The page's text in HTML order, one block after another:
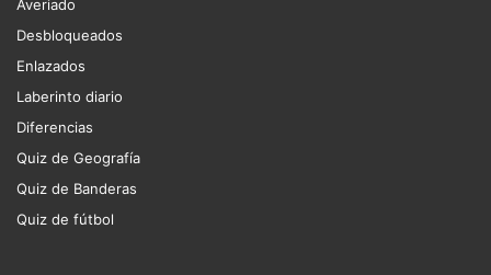
Averiado
Desbloqueados
Enlazados
Laberinto diario
Diferencias
Quiz de Geografía
Quiz de Banderas
Quiz de fútbol